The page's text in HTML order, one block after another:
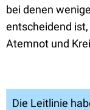
bei denen
entscheidend
Atemnot und
Die Leitlinie